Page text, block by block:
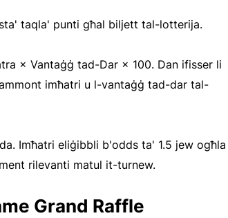
taqla' punti għal biljett tal-lotterija.
× Vantaġġ tad-Dar × 100. Dan ifisser li
imħatri u l-vantaġġ tad-dar tal-
Imħatri eliġibbli b'odds ta' 1.5 jew ogħla
rilevanti matul it-turnew.
Grand Raffle